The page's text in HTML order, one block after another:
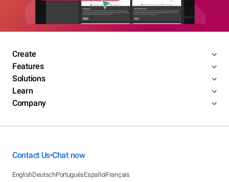
Create
Features
Solutions
Learn
Company
Contact Us•Chat now
EnglishDeutschPortuguêsEspañolFrançais